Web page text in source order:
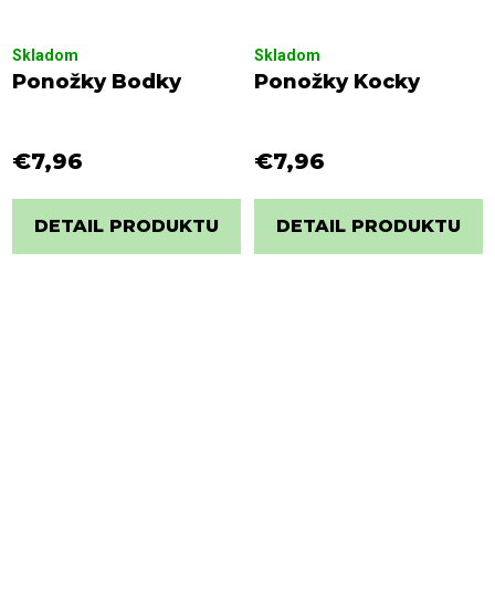
Ponožky Bodky
Skladom
€7,96
DETAIL PRODUKTU
Ponožky Kocky
Skladom
€7,96
DETAIL PRODUKTU